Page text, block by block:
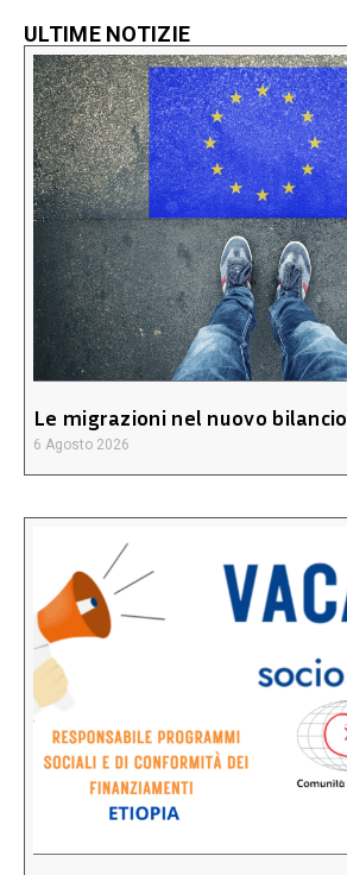
ULTIME NOTIZIE
Le migrazioni nel nuovo
6 Agosto 2026